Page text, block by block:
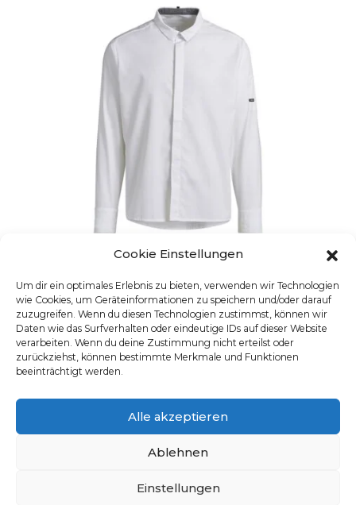
Cookie Einstellungen
Um dir ein optimales Erlebnis zu bieten, verwenden wir Technologien
wie Cookies, um Geräteinformationen zu speichern und/oder darauf
zuzugreifen. Wenn du diesen Technologien zustimmst, können wir
Daten wie das Surfverhalten oder eindeutige IDs auf dieser Website
verarbeiten. Wenn du deine Zustimmung nicht erteilst oder
zurückziehst, können bestimmte Merkmale und Funktionen
beeinträchtigt werden.
Alle akzeptieren
Ablehnen
Einstellungen
HERREN KOCH-/SERVICEHEMD
UGS : 25200
Ce produit a plusieurs